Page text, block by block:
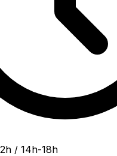
/ 14h-18h